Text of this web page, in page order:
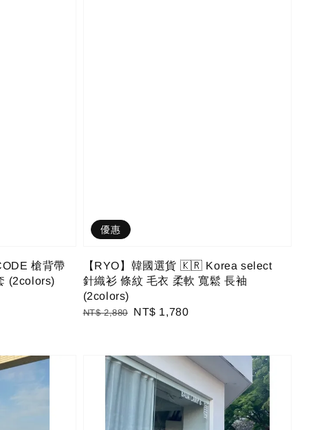
槍背帶
(2colors)
優惠
【RYO】韓國選貨 🇰🇷 Korea select
針織衫 條紋 毛衣 柔軟 寬鬆 長袖
(2colors)
Regular
NT$ 2,880
Sale
NT$ 1,780